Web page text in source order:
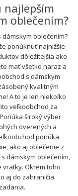
najlepším
oblečením?
oblečením?
ponúknuť najnižšie
dôležitejšia ako
mať všetko naraz a
s dámskym
kvalitným
A to je len niekoľko
veľkoobchod za
široký výber
overených a
ponúka
ako aj oblečenie z
dámskym oblečením,
Okrem toho
aj do zahraničia